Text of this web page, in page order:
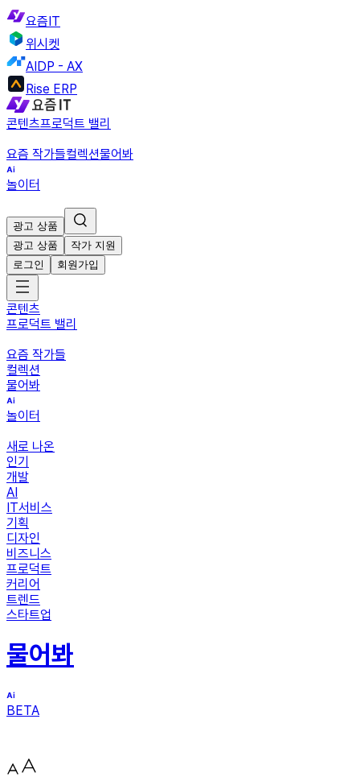
요즘IT
위시켓
AIDP - AX
Rise ERP
콘텐츠프로덕트 밸리
요즘 작가들컬렉션물어봐
놀이터
광고 상품
광고 상품
작가 지원
로그인
회원가입
콘텐츠
프로덕트 밸리
요즘 작가들
컬렉션
물어봐
놀이터
새로 나온
인기
개발
AI
IT서비스
기획
디자인
비즈니스
프로덕트
커리어
트렌드
스타트업
물어봐
BETA